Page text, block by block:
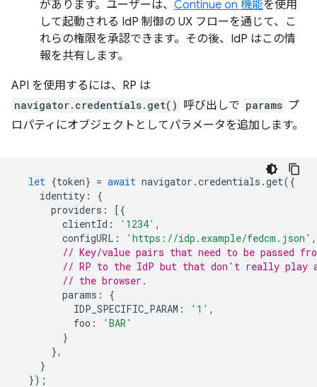
があります。ユーザーは、 Continue on 機能を使用
して起動される IdP 制御の UX フローを通じて、こ
れらの権限を承認できます。その後、IdP はこの情
報を共有します。
API を使用するには、RP は
navigator.credentials.get() 呼び出しで params プ
ロパティにオブジェクトとしてパラメータを追加します。
let {token} = await navigator .credentials .get({
identity :
{
providers :
[{
clientId : '1234' ,
configURL : 'https://idp.example/fedcm.json' ,
// Key/value pairs that need to be passed
// RP to the IdP but that don't really play
// the browser.
params :
{
IDP_SPECIFIC_PARAM : '1' ,
foo :
'BAR'
}
},
}
});